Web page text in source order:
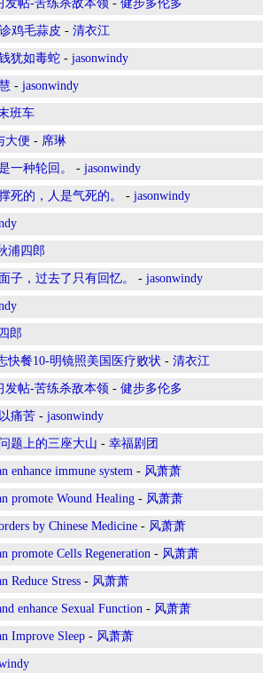
发帖-苦练杀敌本领 - 健步多伦多
鸡毛蒜皮 - 清衣江
犹如毒蛇 - jasonwindy
- jasonwindy
班车
大便 - 席琳
一种轮回。 - jasonwindy
死的，人是气死的。 - jasonwindy
浦四郎
子，过去了只有回忆。 - jasonwindy
郎
快餐10-明镜照美国医疗败状 - 清衣江
发帖-苦练杀敌本领 - 健步多伦多
痛苦 - jasonwindy
题上的三座大山 - 幸福剧团
enhance immune system - 风萧萧
promote Wound Healing - 风萧萧
by Chinese Medicine - 风萧萧
promote Cells Regeneration - 风萧萧
Reduce Stress - 风萧萧
enhance Sexual Function - 风萧萧
Improve Sleep - 风萧萧